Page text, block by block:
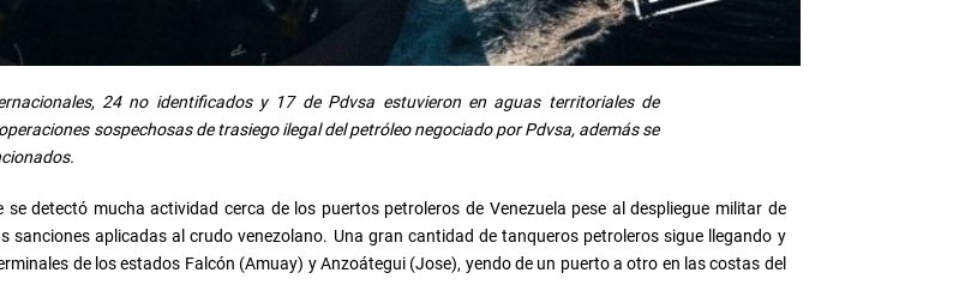
24 no identificados y 17 de Pdvsa estuvieron en aguas territoriales de
sospechosas de trasiego ilegal del petróleo negociado por Pdvsa, además se
detectó mucha actividad cerca de los puertos petroleros de Venezuela pese al despliegue militar de
aplicadas al crudo venezolano. Una gran cantidad de tanqueros petroleros sigue llegando y
de los estados Falcón (Amuay) y Anzoátegui (Jose), yendo de un puerto a otro en las costas del